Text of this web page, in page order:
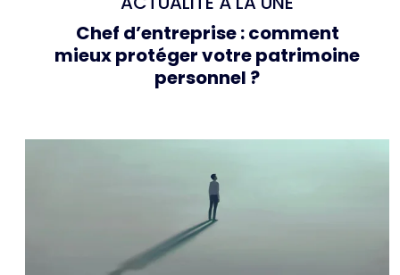
Chef d’entreprise : comment
mieux protéger votre patrimoine
personnel ?